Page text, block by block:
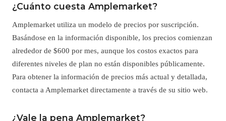
¿Cuánto cuesta Amplemarket?
Amplemarket utiliza un modelo de precios por suscripción.
Basándose en la información disponible, los precios comienzan
alrededor de $600 por mes, aunque los costos exactos para
diferentes niveles de plan no están disponibles públicamente.
Para obtener la información de precios más actual y detallada,
contacta a Amplemarket directamente a través de su sitio web.
¿Vale la pena Amplemarket?